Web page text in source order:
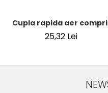
Cupla rapida aer
25,32 Lei